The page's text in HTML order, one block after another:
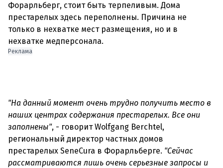
Форарльберг, стоит быть терпеливым. Дома
престарелых здесь переполнены. Причина не
только в нехватке мест размещения, но и в
Реклама
"На данный момент очень трудно получить место в
наших центрах содержания престарелых. Все они
заполнены", - говорит Wolfgang Berchtel,
региональный директор частных домов
престарелых SeneCura в Форарльберге. "Сейчас
рассматриваются лишь очень серьезные запросы и